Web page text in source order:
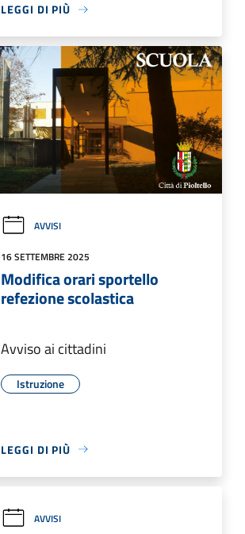
LEGGI DI PIÙ
AVVISI
16 SETTEMBRE 2025
Modifica orari sportello
refezione scolastica
Avviso ai cittadini
Istruzione
LEGGI DI PIÙ
AVVISI